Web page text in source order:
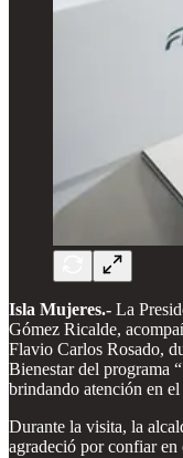
Isla Mujeres.- La
Gómez Ricalde,
Flavio Carlos Rosado,
Bienestar del programa
brindando atención en
Durante la visita, la
agradeció por confiar en